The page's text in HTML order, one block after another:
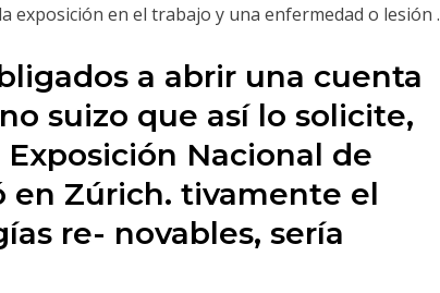
exposición en el trabajo y una enfermedad o lesión .
a abrir una cuenta
suizo que así lo solicite,
Nacional de
en Zúrich. tivamente el
re- novables, sería